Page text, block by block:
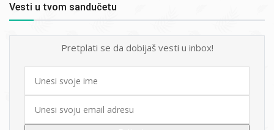
Vesti u tvom sandučetu
Pretplati se da dobijaš vesti u inbox!
First